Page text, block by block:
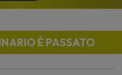
È PASSATO